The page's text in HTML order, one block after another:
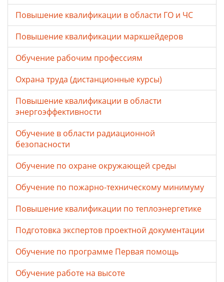
Повышение квалификации в области ГО и ЧС
Повышение квалификации маркшейдеров
Обучение рабочим профессиям
Охрана труда (дистанционные курсы)
Повышение квалификации в области
энергоэффективности
Обучение в области радиационной
безопасности
Обучение по охране окружающей среды
Обучение по пожарно-техническому минимуму
Повышение квалификации по теплоэнергетике
Подготовка экспертов проектной документации
Обучение по программе Первая помощь
Обучение работе на высоте